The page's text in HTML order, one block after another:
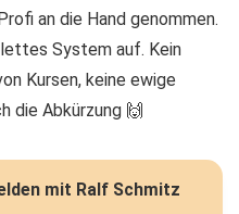
an die Hand genommen.
System auf. Kein
Kursen, keine ewige
die Abkürzung 🙌
mit Ralf Schmitz